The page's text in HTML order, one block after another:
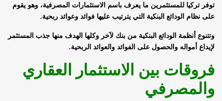
توفر تركيا للمستثمرين ما يعرف باسم الاستثمارات المصرفية، وهو يقوم
على نظام الودائع البنكية التي يترتيب عليها فوائد وعوائد ربحية.
وتتنوع أنظمة الودائع البنكية من بنك لآخر وكلها الهدف منها جذب المستثمر
لإيداع أمواله والحصول على الفوائد والعوائد الربحية.
فروقات بين الاستثمار العقاري
والمصرفي